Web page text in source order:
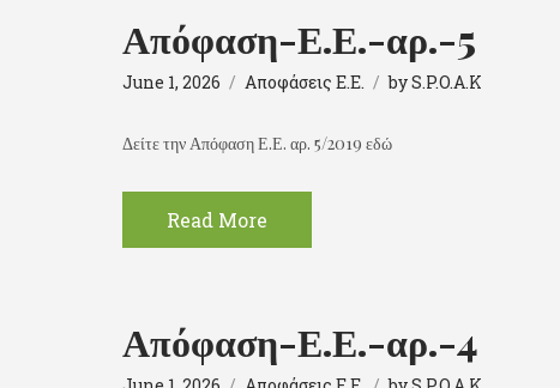
Απόφαση-Ε.Ε.-αρ.-5
June 1, 2026 Αποφάσεις Ε.Ε. byS.P.O.A.K
Δείτε την Απόφαση Ε.Ε. αρ. 5/2019 εδώ
Read More
Απόφαση-Ε.Ε.-αρ.-4